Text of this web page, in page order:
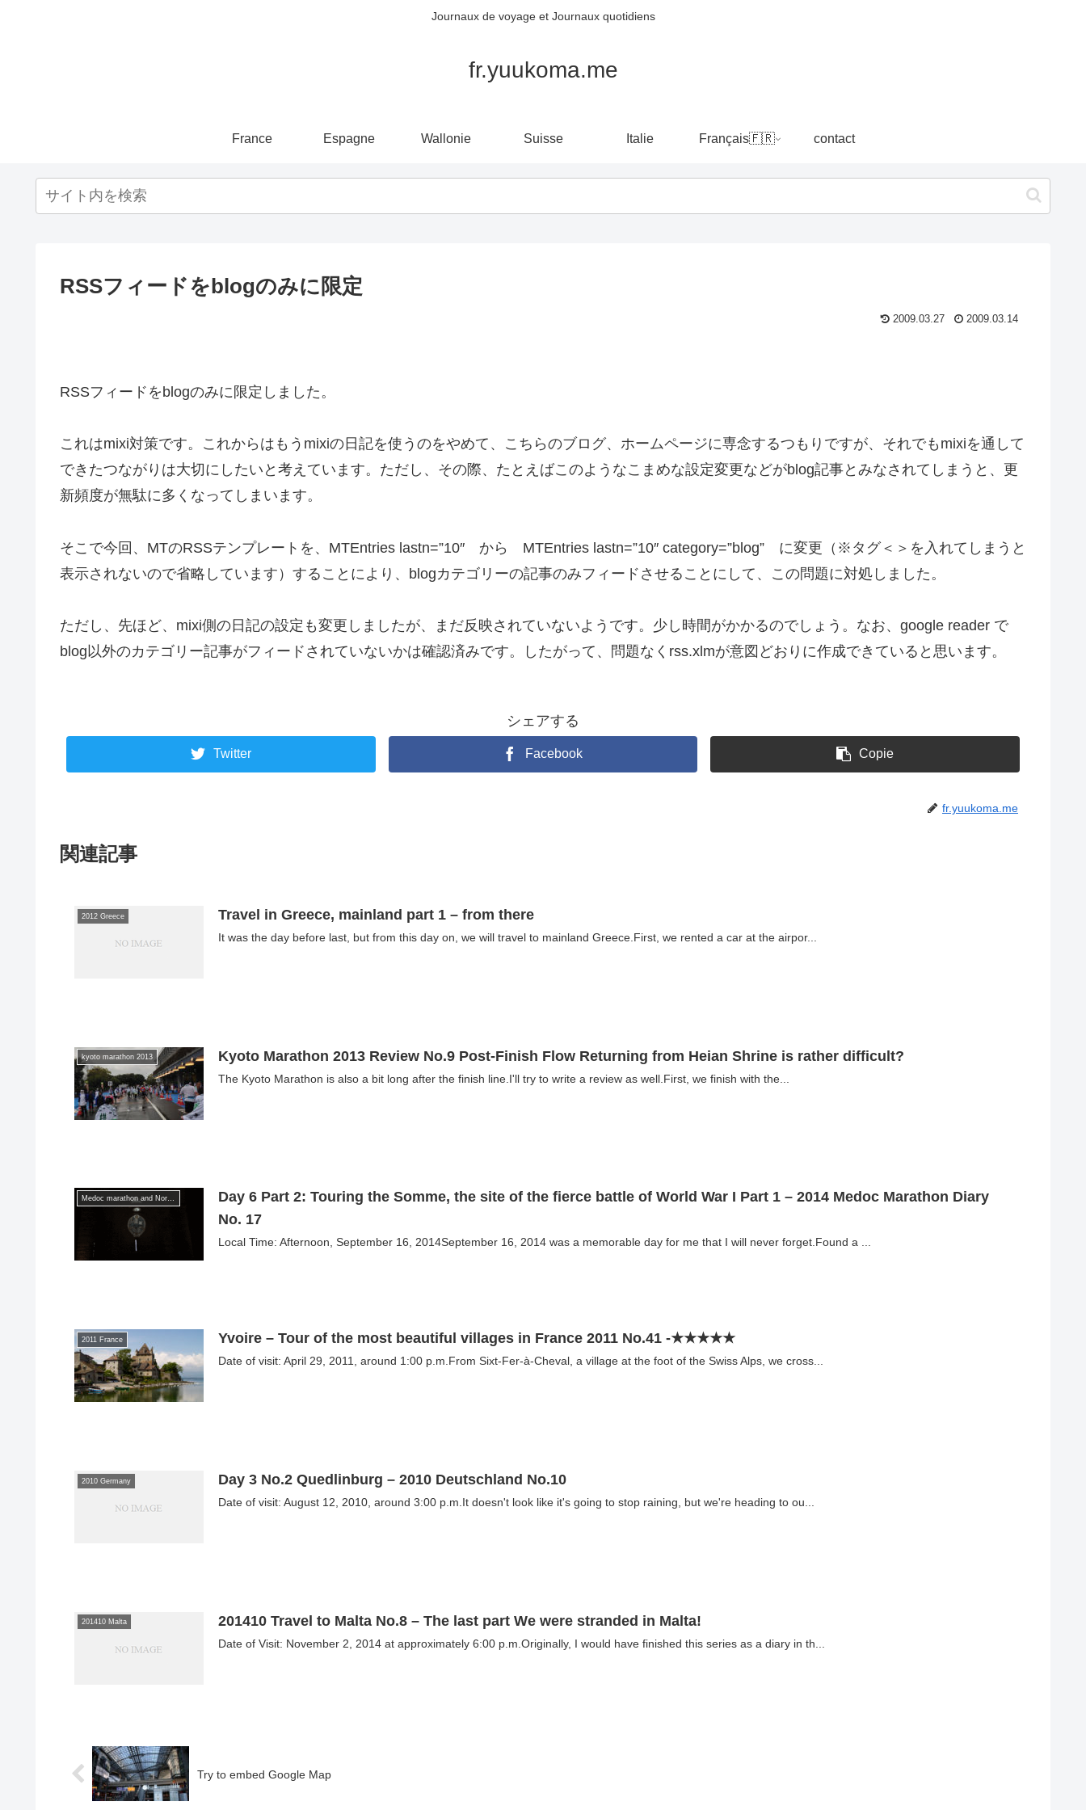
Journaux de voyage et Journaux quotidiens
fr.yuukoma.me
France Espagne Wallonie Suisse Italie Français🇫🇷 contact
RSSフィードをblogのみに限定
2009.03.27 2009.03.14
RSSフィードをblogのみに限定しました。
これはmixi対策です。これからはもうmixiの日記を使うのをやめて、こちらのブログ、ホームページに専念するつもりですが、それでもmixiを通して
できたつながりは大切にしたいと考えています。ただし、その際、たとえばこのようなこまめな設定変更などがblog記事とみなされてしまうと、更
新頻度が無駄に多くなってしまいます。
そこで今回、MTのRSSテンプレートを、MTEntries lastn=”10″ から MTEntries lastn=”10″ category=”blog” に変更（※タグ＜＞を入れてしまうと
表示されないので省略しています）することにより、blogカテゴリーの記事のみフィードさせることにして、この問題に対処しました。
ただし、先ほど、mixi側の日記の設定も変更しましたが、まだ反映されていないようです。少し時間がかかるのでしょう。なお、google reader で
blog以外のカテゴリー記事がフィードされていないかは確認済みです。したがって、問題なくrss.xlmが意図どおりに作成できていると思います。
シェアする
Twitter Facebook Copie
fr.yuukoma.me
関連記事
2012 Greece Travel in Greece, mainland part 1 – from there
It was the day before last, but from this day on, we will travel to mainland Greece.First, we rented a car at the airpor...
kyoto marathon 2013 Kyoto Marathon 2013 Review No.9 Post-Finish Flow Returning from Heian Shrine is rather difficult?
The Kyoto Marathon is also a bit long after the finish line.I'll try to write a review as well.First, we finish with the...
Medoc marathon and North French trip in September 2014
Day 6 Part 2: Touring the Somme, the site of the fierce battle of World War I Part 1 – 2014 Medoc Marathon Diary
No. 17
Local Time: Afternoon, September 16, 2014September 16, 2014 was a memorable day for me that I will never forget.Found a ...
2011 France Yvoire – Tour of the most beautiful villages in France 2011 No.41 -★★★★★
Date of visit: April 29, 2011, around 1:00 p.m.From Sixt-Fer-à-Cheval, a village at the foot of the Swiss Alps, we cross...
2010 Germany Day 3 No.2 Quedlinburg – 2010 Deutschland No.10
Date of visit: August 12, 2010, around 3:00 p.m.It doesn't look like it's going to stop raining, but we're heading to ou...
201410 Malta 201410 Travel to Malta No.8 – The last part We were stranded in Malta!
Date of Visit: November 2, 2014 at approximately 6:00 p.m.Originally, I would have finished this series as a diary in th...
Try to embed Google Map